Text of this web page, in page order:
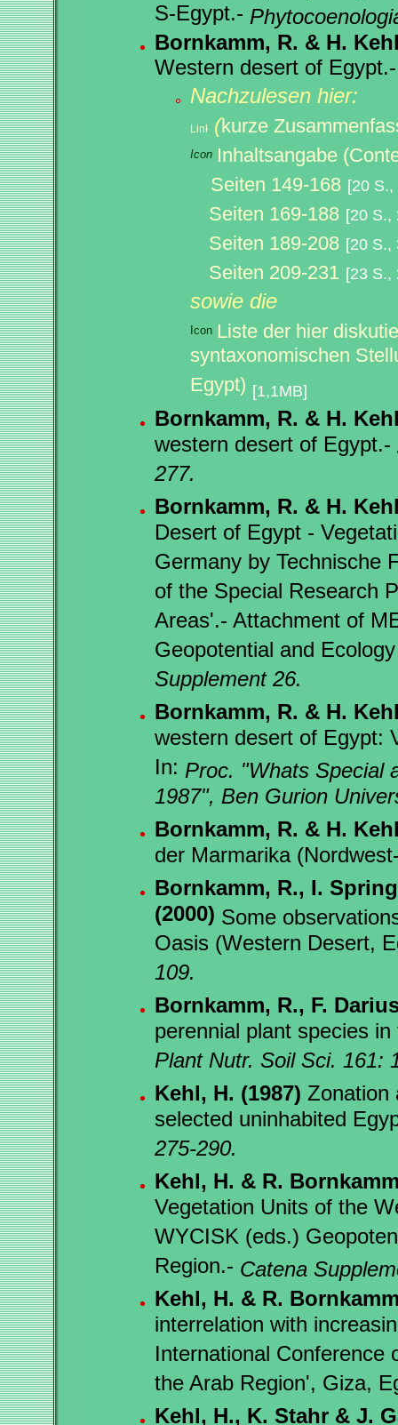
S-Egypt.-
Bornkamm, R. & H.
Western desert of
Nachzulesen hier:
(kurze
Inhaltsangabe
Seiten 149-168 [20
Seiten 169-188 [20 S.,
Seiten 189-208 [20 S.,
Seiten 209-231 [23 S.,
sowie die
Liste der hier
syntaxonomischen
Egypt) [1,1MB]
Bornkamm, R. & H.
western desert of Egypt.-
277.
Bornkamm, R. & H.
Desert of Egypt -
Germany by Technische
of the Special Research
Areas'.- Attachment of
Geopotential and
Supplement 26.
Bornkamm, R. & H.
western desert of Egypt:
In: Proc. "Whats Special
1987", Ben Gurion
Bornkamm, R. & H.
der Marmarika
Bornkamm, R., I.
(2000) Some
Oasis (Western Desert,
109.
Bornkamm, R., F.
perennial plant species
Plant Nutr. Soil Sci. 161:
Kehl, H. (1987) Zonation
selected uninhabited
275-290.
Kehl, H. & R.
Vegetation Units of the
WYCISK (eds.)
Region.- Catena
Kehl, H. & R.
interrelation with
International Conference
the Arab Region', Giza,
Kehl, H., K. Stahr & J.